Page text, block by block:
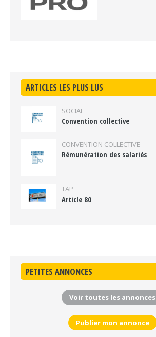
ARTICLES LES PLUS LUS
SOCIAL
Convention collective
CONVENTION COLLECTIVE
Rémunération des salariés
TAP
Article 80
PETITES ANNONCES
Voir toutes les annonces
Publier mon annonce